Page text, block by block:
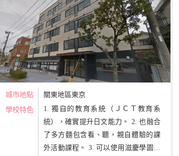
城市地點
關東地區東京
學校特色
1. 獨自的教育系統（ＪＣＴ教育系
統），確實提升日文能力。 2. 也融合
了多方麵包含看、聽，親自體驗的課
外活動課程。 3. 可以使用滋慶學園在